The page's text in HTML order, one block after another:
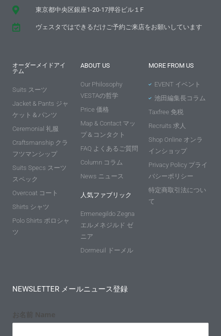
東京都中央区銀座1-20-17押谷ビル１F
ヴェスタではできるだけご予約ご来店をお願いしています
オーダーメイドアイ
テム
Suits スーツ
Jacket & Pants ジャ
ケット＆パンツ
Ceremonial 礼服
Craftsmanship クラ
フツマンシップ
Suits Specs スーツ
スペック
Overcoat コート
Shirts シャツ
Polo Shirts ポロシャ
ツ
ABOUT US
Our Philosophy
VESTAの哲学
Price 価格
Map & Contact マッ
プ＆コンタクト
FAQ よくあるご質問
Column コラム
News ニュース
人気ファブリック
Ermenegildo Zegna
エルメネジルド ゼ
ニア
Dormeuil ドーメル
MORE FROM US
EVENT イベント
池田編集長コラム
Taxfree 免税
Recruits 求人
Shop Online オンラ
インショップ
Privacy Policy プライ
バシーポリシー
特定商取引法につい
て
NEWSLETTER メールニュース登録